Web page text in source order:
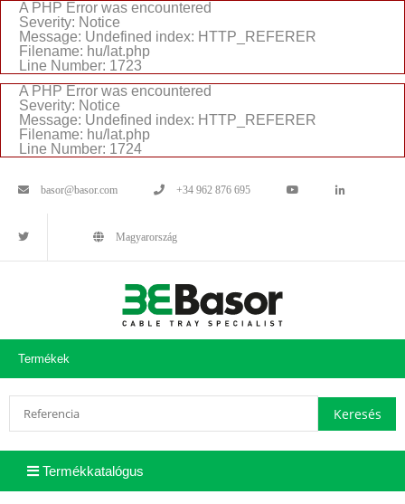
A PHP Error was encountered
Severity: Notice
Message: Undefined index: HTTP_REFERER
Filename: hu/lat.php
Line Number: 1723
A PHP Error was encountered
Severity: Notice
Message: Undefined index: HTTP_REFERER
Filename: hu/lat.php
Line Number: 1724
basor@basor.com +34 962 876 695
Magyarország
Termékek
Termékkatalógus